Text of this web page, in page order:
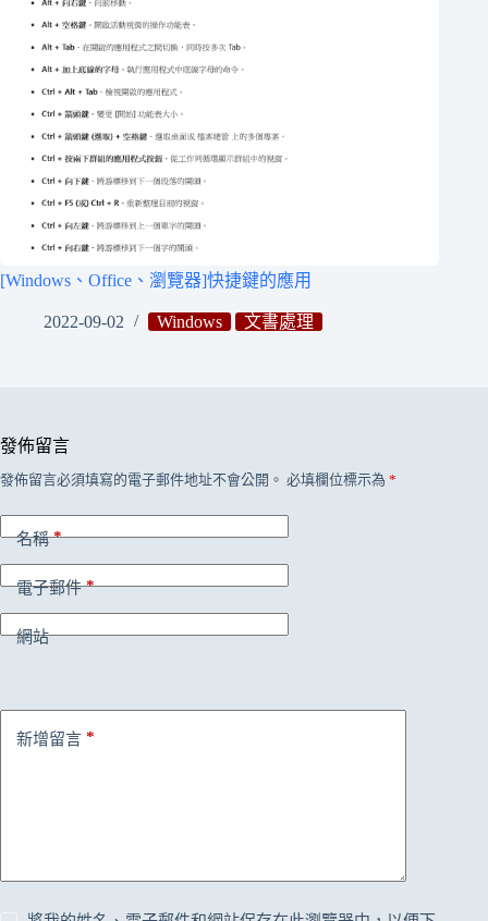
[Windows、Office、瀏覽器]快捷鍵的應用
2022-09-02 Windows 文書處理
發佈留言
發佈留言必須填寫的電子郵件地址不會公開。 必填欄位標示為 *
名稱*
電子郵件*
網站
新增留言 *